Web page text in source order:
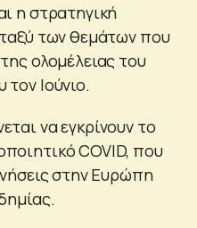
η στρατηγική
των θεμάτων που
ολομέλειας του
Ιούνιο.
να εγκρίνουν το
COVID, που
στην Ευρώπη